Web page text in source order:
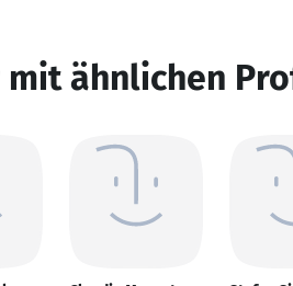
ähnlichen